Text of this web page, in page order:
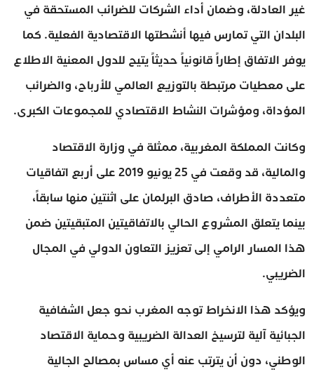
غير العادلة، وضمان أداء الشركات للضرائب المستحقة في
البلدان التي تمارس فيها أنشطتها الاقتصادية الفعلية. كما
يوفر الاتفاق إطاراً قانونياً حديثاً يتيح للدول المعنية الاطلاع
على معطيات مرتبطة بالتوزيع العالمي للأرباح، والضرائب
المؤداة، ومؤشرات النشاط الاقتصادي للمجموعات الكبرى.
وكانت المملكة المغربية، ممثلة في وزارة الاقتصاد
والمالية، قد وقعت في 25 يونيو 2019 على أربع اتفاقيات
متعددة الأطراف، صادق البرلمان على اثنتين منها سابقاً،
بينما يتعلق المشروع الحالي بالاتفاقيتين المتبقيتين ضمن
هذا المسار الرامي إلى تعزيز التعاون الدولي في المجال
الضريبي.
ويؤكد هذا الانخراط توجه المغرب نحو جعل الشفافية
الجبائية آلية لترسيخ العدالة الضريبية وحماية الاقتصاد
الوطني، دون أن يترتب عنه أي مساس بمصالح الجالية